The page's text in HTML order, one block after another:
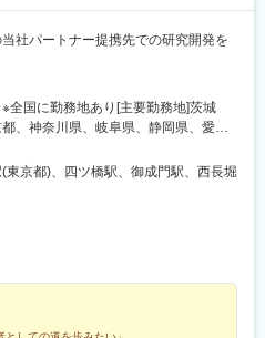
社パートナー提携先での研究開発を
国に勤務地あり[主要勤務地]茨城
、神奈川県、岐阜県、静岡県、愛知
、大阪府、兵庫県、広島県、福岡県※
に話し合った上で、あなたのご経験
。＼NEW！エリア制度導入／全国で
は選考時にご案内いたします。
東京都)、四ツ橋駅、御成門駅、西長堀